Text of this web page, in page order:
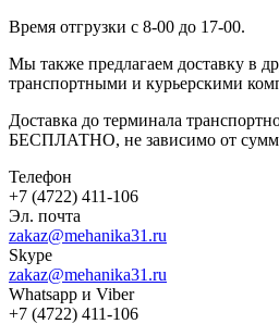
Время отгрузки с 8-00 до 17-00.
Мы также предлагаем доставку в
транспортными и курьерскими
Доставка до терминала
БЕСПЛАТНО, не зависимо от
Телефон
+7 (4722) 411-106
Эл. почта
zakaz@mehanika31.ru
Skype
zakaz@mehanika31.ru
Whatsapp и Viber
+7 (4722) 411-106